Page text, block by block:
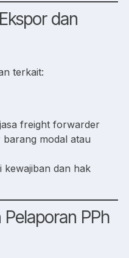
dan
terkait:
freight forwarder
modal atau
kewajiban dan hak
PPh